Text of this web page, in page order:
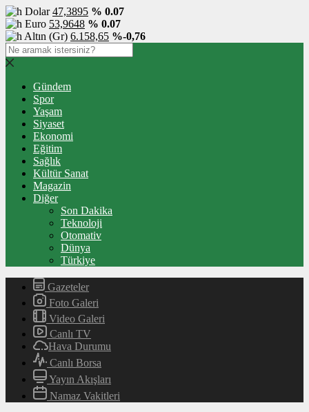
Dolar47,3895 % 0.07
Euro 53,9648 % 0.07
Altın (Gr) 6.158,65 %-0,76
Gündem
Spor
Yaşam
Siyaset
Ekonomi
Eğitim
Sağlık
Kültür Sanat
Magazin
Diğer
Son Dakika
Teknoloji
Otomativ
Dünya
Türkiye
Gazeteler
Foto Galeri
Video Galeri
Canlı TV
Hava Durumu
Canlı Borsa
Yayın Akışları
Namaz Vakitleri